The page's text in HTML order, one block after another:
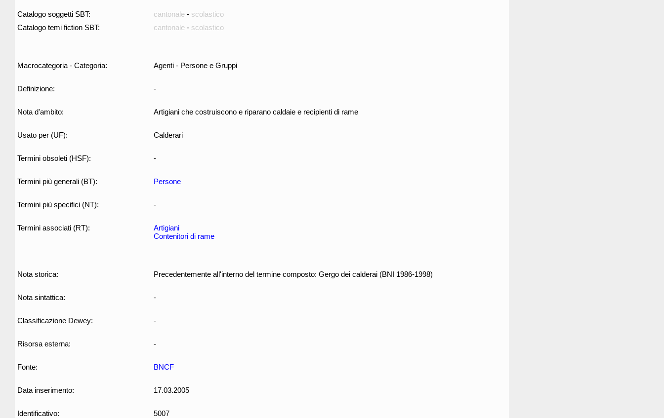
Catalogo soggetti SBT: cantonale - scolastico
Catalogo temi fiction SBT:
cantonale - scolastico
Macrocategoria - Categoria: Agenti - Persone e Gruppi
Definizione: -
Nota d'ambito: Artigiani che costruiscono e riparano caldaie e recipienti di rame
Usato per (UF): Calderari
Termini obsoleti (HSF): -
Termini più generali (BT): Persone
Termini più specifici (NT): -
Termini associati (RT):
Artigiani
Contenitori di rame
Nota storica: Precedentemente all'interno del termine composto: Gergo dei calderai (BNI 1986-1998)
Nota sintattica: -
Classificazione Dewey: -
Risorsa esterna: -
Fonte: BNCF
Data inserimento: 17.03.2005
Identificativo: 5007